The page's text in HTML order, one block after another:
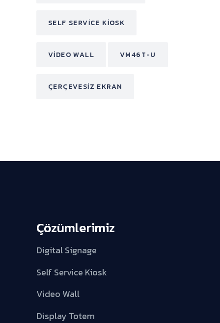
SELF SERVICE KIOSK
VIDEO WALL VM46T-U
ÇERÇEVESIZ EKRAN
Çözümlerimiz
Digital Signage
Self Service Kiosk
Video Wall
Display Totem